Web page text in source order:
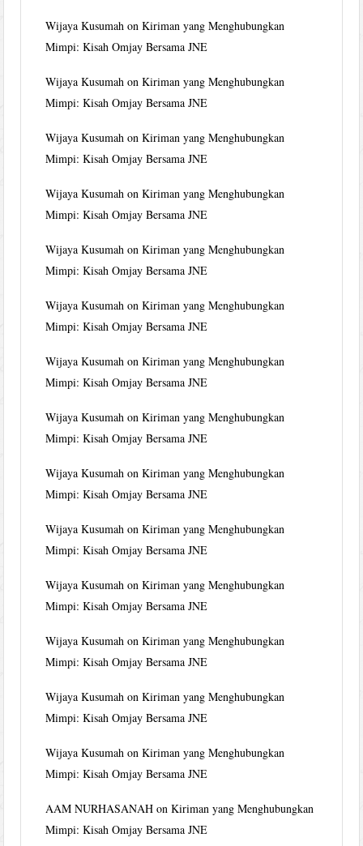
Wijaya Kusumah onKiriman yang Menghubungkan
Mimpi: Kisah Omjay Bersama JNE
Wijaya Kusumah onKiriman yang Menghubungkan
Mimpi: Kisah Omjay Bersama JNE
Wijaya Kusumah onKiriman yang Menghubungkan
Mimpi: Kisah Omjay Bersama JNE
Wijaya Kusumah onKiriman yang Menghubungkan
Mimpi: Kisah Omjay Bersama JNE
Wijaya Kusumah onKiriman yang Menghubungkan
Mimpi: Kisah Omjay Bersama JNE
Wijaya Kusumah onKiriman yang Menghubungkan
Mimpi: Kisah Omjay Bersama JNE
Wijaya Kusumah onKiriman yang Menghubungkan
Mimpi: Kisah Omjay Bersama JNE
Wijaya Kusumah onKiriman yang Menghubungkan
Mimpi: Kisah Omjay Bersama JNE
Wijaya Kusumah onKiriman yang Menghubungkan
Mimpi: Kisah Omjay Bersama JNE
Wijaya Kusumah onKiriman yang Menghubungkan
Mimpi: Kisah Omjay Bersama JNE
Wijaya Kusumah onKiriman yang Menghubungkan
Mimpi: Kisah Omjay Bersama JNE
Wijaya Kusumah onKiriman yang Menghubungkan
Mimpi: Kisah Omjay Bersama JNE
Wijaya Kusumah onKiriman yang Menghubungkan
Mimpi: Kisah Omjay Bersama JNE
Wijaya Kusumah onKiriman yang Menghubungkan
Mimpi: Kisah Omjay Bersama JNE
AAM NURHASANAH onKiriman yang Menghubungkan
Mimpi: Kisah Omjay Bersama JNE